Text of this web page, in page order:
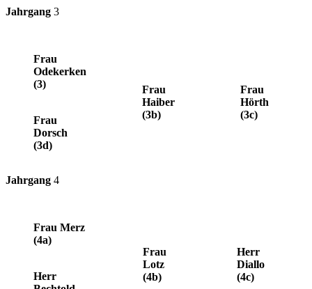
Jahrgang 3
Frau
Odekerken
(3)
Frau
Dorsch
(3d)
Frau
Haiber
(3b)
Frau
Hörth
(3c)
Jahrgang 4
Frau Merz
(4a)
Herr
Frau
Lotz
(4b)
Herr
Diallo
(4c)